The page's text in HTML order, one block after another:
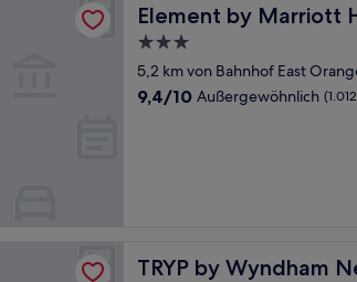
Element by Marriott
Element by Marriott
3.0-
Sterne-
Unterkunft
5,2 km von Bahnhof East
9.4
9,4/10 Außergewöhnlich
TRYP by Wyndham
TRYP by Wyndham